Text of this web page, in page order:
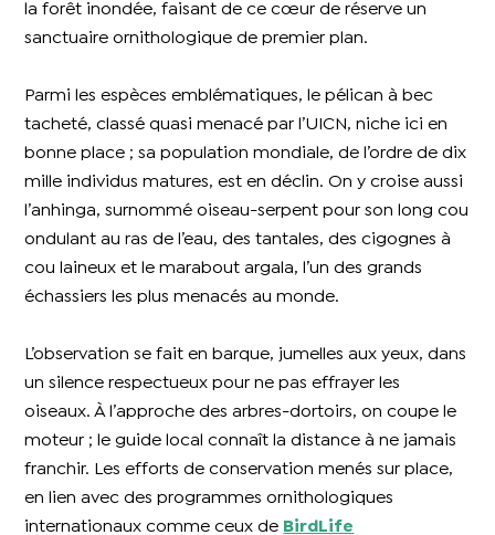
la forêt inondée, faisant de ce cœur de réserve un
sanctuaire ornithologique de premier plan.
Parmi les espèces emblématiques, le pélican à bec
tacheté, classé quasi menacé par l’UICN, niche ici en
bonne place ; sa population mondiale, de l’ordre de dix
mille individus matures, est en déclin. On y croise aussi
l’anhinga, surnommé oiseau-serpent pour son long cou
ondulant au ras de l’eau, des tantales, des cigognes à
cou laineux et le marabout argala, l’un des grands
échassiers les plus menacés au monde.
L’observation se fait en barque, jumelles aux yeux, dans
un silence respectueux pour ne pas effrayer les
oiseaux. À l’approche des arbres-dortoirs, on coupe le
moteur ; le guide local connaît la distance à ne jamais
franchir. Les efforts de conservation menés sur place,
en lien avec des programmes ornithologiques
internationaux comme ceux de BirdLife